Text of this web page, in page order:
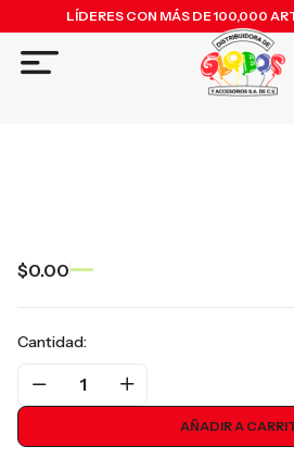
LÍDERES CON MÁS DE 100,000
$0.00
Cantidad:
1
AÑADIR A